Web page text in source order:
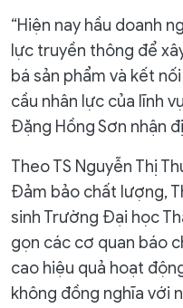
“Hiện nay hầu doanh
lực truyền thông để
bá sản phẩm và kết
cầu nhân lực của lĩnh
Đặng Hồng Sơn nhận
Theo TS Nguyễn Thị
Đảm bảo chất lượng,
sinh Trường Đại học
gọn các cơ quan báo
cao hiệu quả hoạt
không đồng nghĩa với